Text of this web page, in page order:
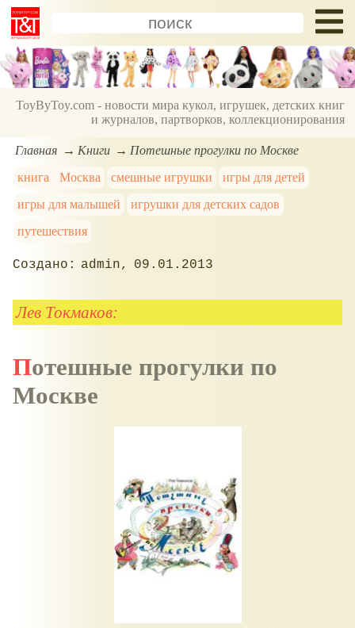
ToyByToy.com - новости мира кукол, игрушек, детских книг
и журналов, партворков, коллекционирования
Главная Книги
Потешные прогулки по Москве
книга
Москва смешные игрушки
игры для детей
игры для малышей
игрушки для детских садов
путешествия
admin 09.01.2013
Лев Токмаков:
Потешные прогулки по
Москве